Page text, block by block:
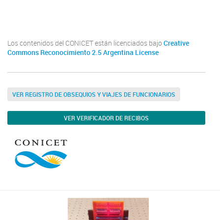
Los contenidos del CONICET están licenciados bajo Creative
Commons Reconocimiento 2.5 Argentina License
VER REGISTRO DE OBSEQUIOS Y VIAJES DE FUNCIONARIOS
VER VERIFICADOR DE RECIBOS